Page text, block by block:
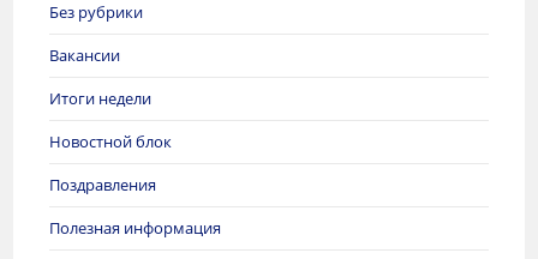
Без рубрики
Вакансии
Итоги недели
Новостной блок
Поздравления
Полезная информация